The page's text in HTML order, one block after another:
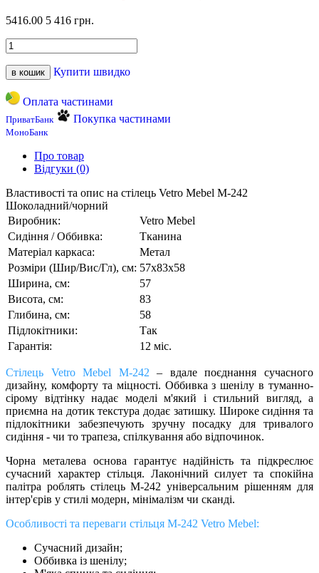
5416.00 5 416 грн.
в кошик Купити швидко
Оплата частинами
ПриватБанк Покупка частинами
МоноБанк
Про товар
Відгуки (0)
Властивості та опис на стілець Vetro Mebel M-242
Шоколадний/чорний
Виробник:
Vetro Mebel
Сидіння / Оббивка:
Тканина
Матеріал каркаса:
Метал
Розміри (Шир/Вис/Гл), см: 57х83х58
Ширина, см:
57
Висота, см:
83
Глибина, см:
58
Підлокітники:
Так
Гарантія:
12 міс.
Стілець Vetro Mebel M-242– вдале поєднання сучасного
дизайну, комфорту та міцності. Оббивка з шенілу в туманно-
сірому відтінку надає моделі м'який і стильний вигляд, а
приємна на дотик текстура додає затишку. Широке сидіння та
підлокітники забезпечують зручну посадку для тривалого
сидіння - чи то трапеза, спілкування або відпочинок.
Чорна металева основа гарантує надійність та підкреслює
сучасний характер стільця. Лаконічний силует та спокійна
палітра роблять стілець M-242 універсальним рішенням для
інтер'єрів у стилі модерн, мінімалізм чи сканді.
Особливості та переваги стільця М-242 Vetro Mebel:
Сучасний дизайн;
Оббивка із шенілу;